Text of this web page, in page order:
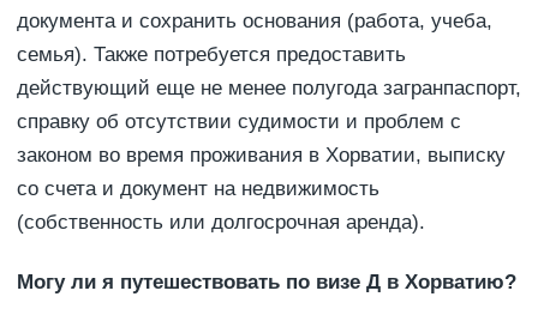
документа и сохранить основания (работа, учеба,
семья). Также потребуется предоставить
действующий еще не менее полугода загранпаспорт,
справку об отсутствии судимости и проблем с
законом во время проживания в Хорватии, выписку
со счета и документ на недвижимость
(собственность или долгосрочная аренда).
Могу ли я путешествовать по визе Д в Хорватию?